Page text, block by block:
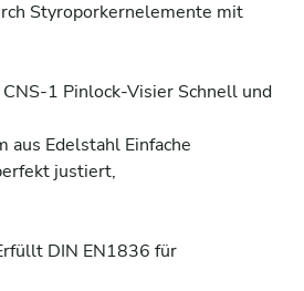
Styroporkernelemente mit
1 Pinlock-Visier Schnell und
aus Edelstahl Einfache
justiert,
DIN EN1836 für